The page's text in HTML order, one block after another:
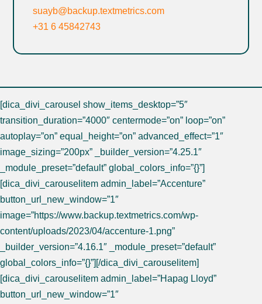
suayb@backup.textmetrics.com
+31 6 45842743
[dica_divi_carousel show_items_desktop=”5″
transition_duration=”4000″ centermode=”on” loop=”on”
autoplay=”on” equal_height=”on” advanced_effect=”1″
image_sizing=”200px” _builder_version=”4.25.1″
_module_preset=”default” global_colors_info=”{}”]
[dica_divi_carouselitem admin_label=”Accenture”
button_url_new_window=”1″
image=”https://www.backup.textmetrics.com/wp-
content/uploads/2023/04/accenture-1.png”
_builder_version=”4.16.1″ _module_preset=”default”
global_colors_info=”{}”][/dica_divi_carouselitem]
[dica_divi_carouselitem admin_label=”Hapag Lloyd”
button_url_new_window=”1″